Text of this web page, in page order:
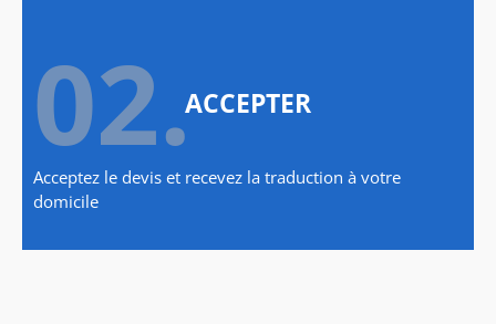
02.ACCEPTER
Acceptez le devis et recevez la traduction à votre
domicile